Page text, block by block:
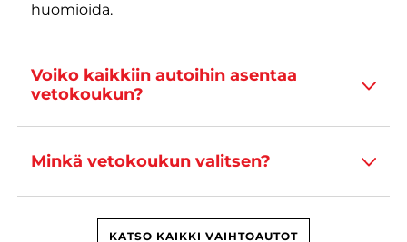
huomioida.
Voiko kaikkiin autoihin asentaa
vetokoukun?
Minkä vetokoukun valitsen?
KATSO KAIKKI VAIHTOAUTOT